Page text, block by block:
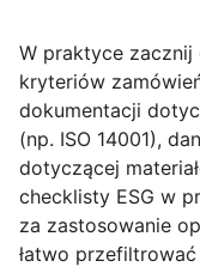
W praktyce
kryteriów
dokumentacji
(np. ISO 14001),
dotyczącej
checklisty ESG w
za zastosowanie
łatwo